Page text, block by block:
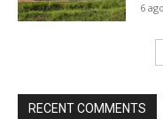
6
RECENT COMMENTS